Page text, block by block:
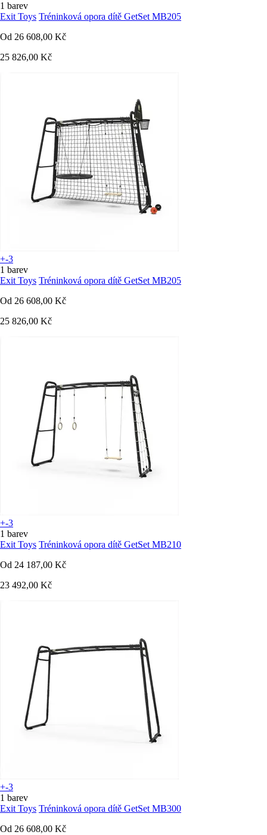
1 barev
Exit Toys Tréninková opora dítě GetSet MB205
Od 26 608,00 Kč
25 826,00 Kč
+-3
1 barev
Exit Toys Tréninková opora dítě GetSet MB205
Od 26 608,00 Kč
25 826,00 Kč
+-3
1 barev
Exit Toys Tréninková opora dítě GetSet MB210
Od 24 187,00 Kč
23 492,00 Kč
+-3
1 barev
Exit Toys Tréninková opora dítě GetSet MB300
Od 26 608,00 Kč